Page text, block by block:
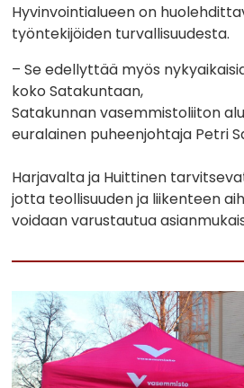
Hyvinvointialueen on
työntekijöiden turvallisuudesta.
– Se edellyttää myös
koko Satakuntaan,
Satakunnan vasemmistoliiton
euralainen puheenjohtaja Petri
Harjavalta ja Huittinen
jotta teollisuuden ja liikenteen
voidaan varustautua